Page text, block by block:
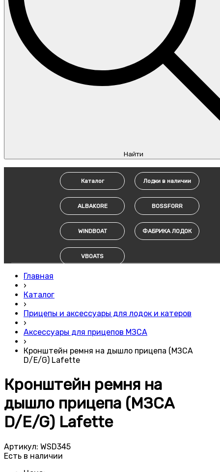
Найти
Каталог Лодки в наличии
ALBAKORE BOSSFORR
WINDBOAT ФАБРИКА ЛОДОК
VBOATS
Главная
›
Каталог
›
Прицепы и аксессуары для лодок и катеров
›
Аксессуары для прицепов МЗСА
›
Кронштейн ремня на дышло прицепа (МЗСА
D/E/G) Lafette
Кронштейн ремня на
дышло прицепа (МЗСА
D/E/G) Lafette
Артикул: WSD345
Есть в наличии